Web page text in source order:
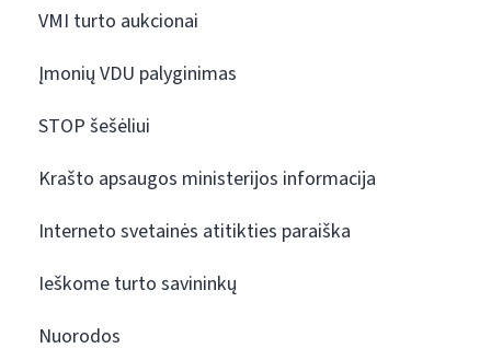
VMI turto aukcionai
Įmonių VDU palyginimas
STOP šešėliui
Krašto apsaugos ministerijos informacija
Interneto svetainės atitikties paraiška
Ieškome turto savininkų
Nuorodos